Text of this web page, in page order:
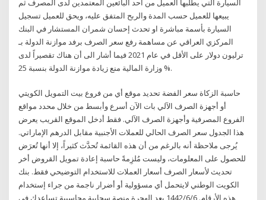
السيارة التي يطلبها العميل من أحد البائعين المعتمدين لدى المصرف ثم
يبيعها للعميل حسب المدة والربح المتفق عليه، ويحق للعميل تسجيل
السيارة بأسمة مباشرة او تحدث إحسان شمران المستشار في البنك
المركزي العراقي عن مساهمة رفع سعر الصرف برفد موازنة الدولة بـ
ترليون دولار على الأقل في عام 2021 فيما أشار الى أن هناك تقصيراً لدى
وزارة المالية منع زيادة موازنة الدولة بنسبة 25 %.
حاسبة الزكاة سعر الفضة تحديد موقع أي من فروع بيت التمويل الكويتي
أو أجهزة الصرف الآلي بات الآن أسرع وأبسط من خلال محدد مواقع
الفروع المصرفية وأجهزة الصرف الآلي. فقط أدخل الموقع القريب يعرض
هذا الجدول سعر الصرف الحالي للعملات الأجنبية مقابل الدرهم الإماراتي.
يُرجى ملاحظة أنه بالرغم من أن هذه القائمة تُحدَّث كثيراً، إلا أنها تُعرَض
للحصول على المعلومات، وليست مُلزِمةً حاسبة إعادة تمويل القروض أخر
تحديث لأسعار الصرف أسعار العملات للاستخدام التوضيحي فقط. بنك
الكويت الوطني لايتحمل أي مسؤولية أو أضرار ناجمة من جراء إستخدام
هذه الأرقام. 6‏‏/6‏‏/1442 بعد الهجرة منصة سحابية محاسبية تساعدك في